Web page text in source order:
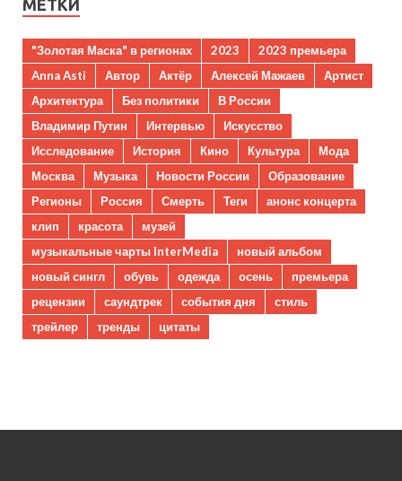
МЕТКИ
"Золотая Маска" в регионах 2023
2023 премьера
Anna Asti
Автор Актёр Алексей Мажаев
Артист
Архитектура
Без политики
В России
Владимир Путин
Интервью
Искусство
Исследование
История Кино Культура
Мода
Москва
Музыка Новости России
Образование
Регионы
Россия Смерть Теги
анонс концерта
клип
красота
музей
музыкальные чарты InterMedia
новый альбом
новый сингл
обувь одежда осень
премьера
рецензии
саундтрек события дня
стиль
трейлер
тренды цитаты